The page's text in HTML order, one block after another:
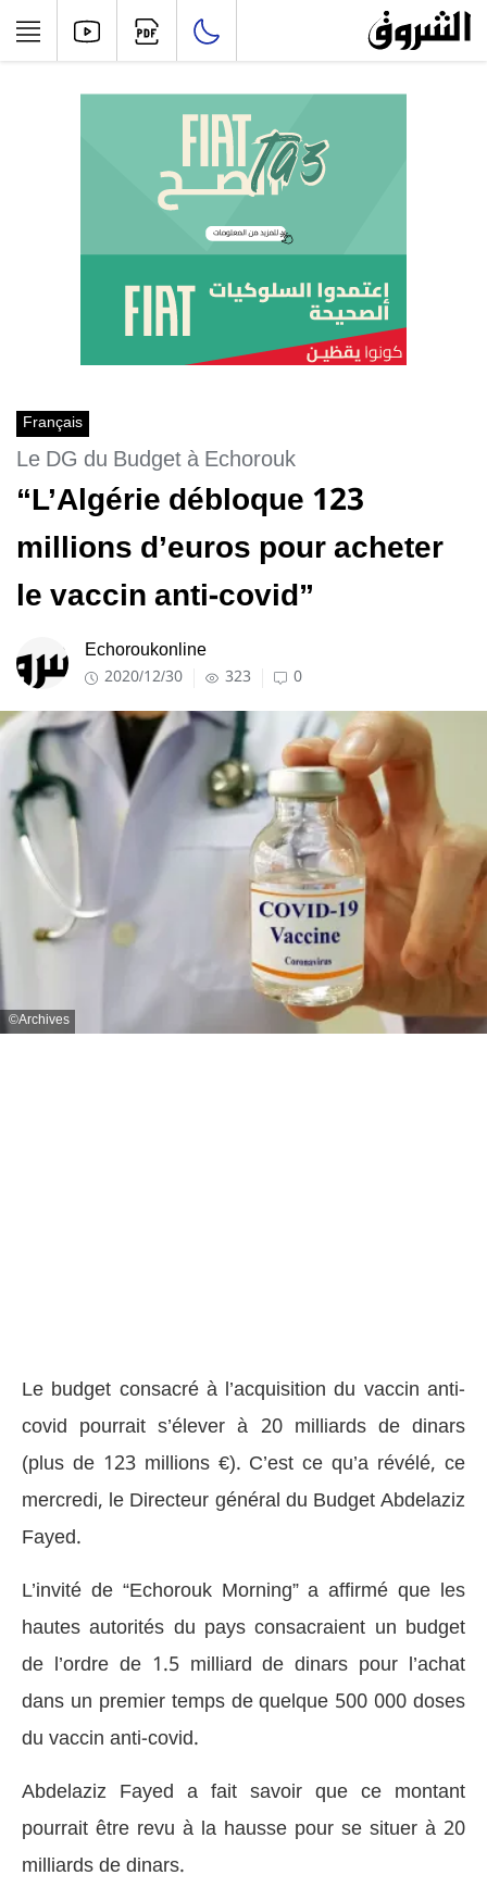
Français
Le DG du Budget à Echorouk
“L’Algérie débloque 123
millions d’euros pour acheter
le vaccin anti-covid”
Echoroukonline
2020/12/30 323 0
Archives
Le budget consacré à l’acquisition du vaccin anti-
covid pourrait s’élever à 20 milliards de dinars
(plus de 123 millions €). C’est ce qu’a révélé, ce
mercredi, le Directeur général du Budget Abdelaziz
Fayed.
L’invité de “Echorouk Morning” a affirmé que les
hautes autorités du pays consacraient un budget
de l’ordre de 1.5 milliard de dinars pour l’achat
dans un premier temps de quelque 500 000 doses
du vaccin anti-covid.
Abdelaziz Fayed a fait savoir que ce montant
pourrait être revu à la hausse pour se situer à 20
milliards de dinars.